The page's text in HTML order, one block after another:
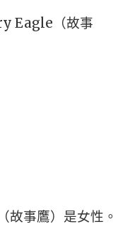
Eagle（故事
事鷹）是女性。